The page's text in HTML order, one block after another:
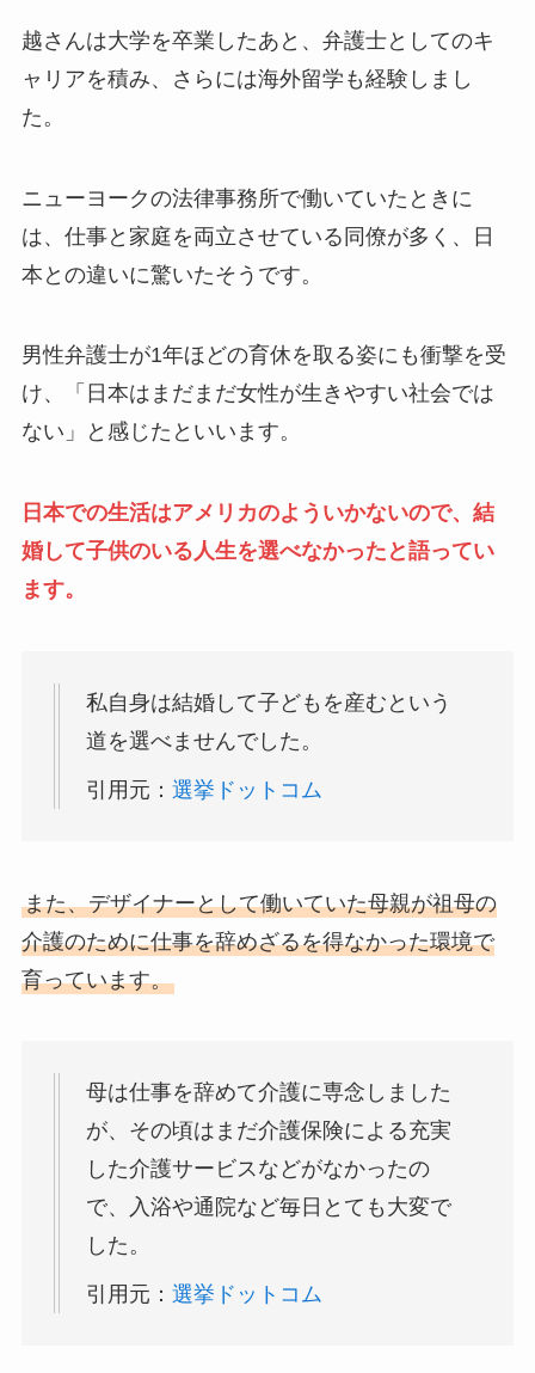
越さんは大学を卒業したあと、弁護士としてのキ
ャリアを積み、さらには海外留学も経験しまし
た。
ニューヨークの法律事務所で働いていたときに
は、仕事と家庭を両立させている同僚が多く、日
本との違いに驚いたそうです。
男性弁護士が1年ほどの育休を取る姿にも衝撃を受
け、「日本はまだまだ女性が生きやすい社会では
ない」と感じたといいます。
日本での生活はアメリカのよういかないので、結
婚して子供のいる人生を選べなかったと語ってい
ます。
私自身は結婚して子どもを産むという
道を選べませんでした。
引用元： 選挙ドットコム
また、デザイナーとして働いていた母親が祖母の
介護のために仕事を辞めざるを得なかった環境で
育っています。
母は仕事を辞めて介護に専念しました
が、その頃はまだ介護保険による充実
した介護サービスなどがなかったの
で、入浴や通院など毎日とても大変で
した。
引用元： 選挙ドットコム